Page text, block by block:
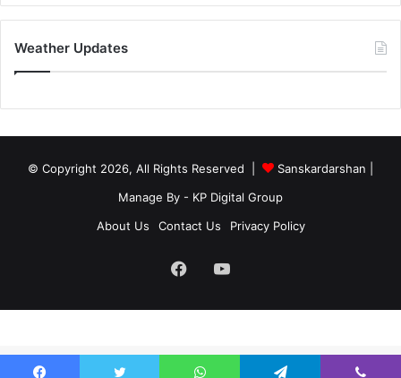
Weather Updates
© Copyright 2026, All Rights Reserved | Sanskardarshan
Manage By - KP Digital Group
About Us
Contact Us Privacy Policy
FacebookYouTube
site-below-footer-wrap[data-section="section-below-footer-builder"] {